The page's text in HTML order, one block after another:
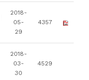
2018-
05-
29
4357
2018-
03-
30
4529